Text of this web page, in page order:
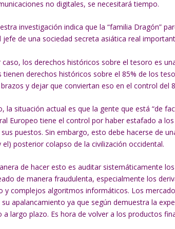
no digitales, se necesitará tiempo.
investigación indica que la “familia Dragón”
jefe de una sociedad secreta asiática real
caso, los derechos históricos sobre el tesoro es
tienen derechos históricos sobre el 85% de los
y dejar que conviertan eso en el control del
la situación actual es que la gente que está “de
Europeo tiene el control por haber estafado a
puestos. Sin embargo, esto debe hacerse de
el) posterior colapso de la civilización occidental.
de hacer esto es auditar sistemáticamente
de manera fraudulenta, especialmente los
y complejos algoritmos informáticos. Los
su apalancamiento ya que según demuestra la
a largo plazo. Es hora de volver a los productos